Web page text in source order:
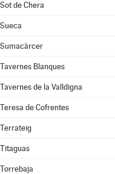
Sot de Chera
Sueca
Sumacàrcer
Tavernes Blanques
Tavernes de la Valldigna
Teresa de Cofrentes
Terrateig
Titaguas
Torrebaja